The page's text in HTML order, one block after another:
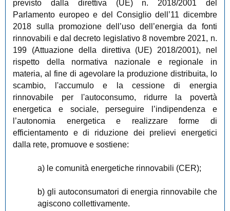
previsto dalla direttiva (UE) n. 2018/2001 del
Parlamento europeo e del Consiglio dell’11 dicembre
2018 sulla promozione dell’uso dell’energia da fonti
rinnovabili e dal decreto legislativo 8 novembre 2021, n.
199 (Attuazione della direttiva (UE) 2018/2001), nel
rispetto della normativa nazionale e regionale in
materia, al fine di agevolare la produzione distribuita, lo
scambio, l'accumulo e la cessione di energia
rinnovabile per l'autoconsumo, ridurre la povertà
energetica e sociale, perseguire l’indipendenza e
l’autonomia energetica e realizzare forme di
efficientamento e di riduzione dei prelievi energetici
dalla rete, promuove e sostiene:
a) le comunità energetiche rinnovabili (CER);
b) gli autoconsumatori di energia rinnovabile che
agiscono collettivamente.